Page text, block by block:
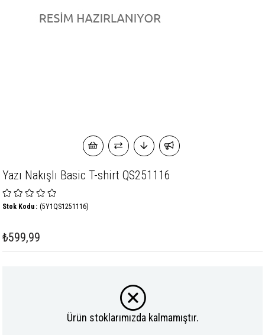
Yazı Nakışlı Basic T-shirt QS251116
(5Y1QS1251116)
Stok Kodu
₺599,99
Ürün stoklarımızda kalmamıştır.